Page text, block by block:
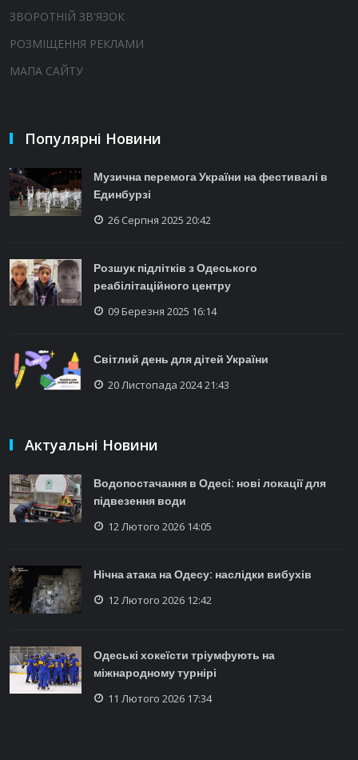
ЗВОРОТНІЙ ЗВ'ЯЗОК
РОЗМІЩЕННЯ РЕКЛАМИ
МАПА САЙТУ
Популярні Новини
Музична перемога України на фестивалі в
Единбурзі
26 Серпня 2025 20:42
Розшук підлітків з Одеського
реабілітаційного центру
09 Березня 2025 16:14
Світлий день для дітей України
20 Листопада 2024 21:43
Актуальні Новини
Водопостачання в Одесі: нові локації для
підвезення води
12 Лютого 2026 14:05
Нічна атака на Одесу: наслідки вибухів
12 Лютого 2026 12:42
Одеські хокеїсти тріумфують на
міжнародному турнірі
11 Лютого 2026 17:34